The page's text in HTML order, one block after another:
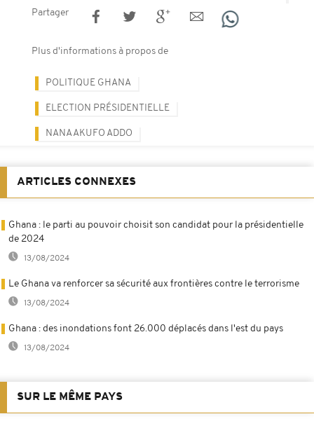
Partager
Plus d'informations à propos de
POLITIQUE GHANA
ELECTION PRÉSIDENTIELLE
NANA AKUFO ADDO
ARTICLES CONNEXES
Ghana : le parti au pouvoir choisit son candidat pour la présidentielle
de 2024
13/08/2024
Le Ghana va renforcer sa sécurité aux frontières contre le terrorisme
13/08/2024
Ghana : des inondations font 26.000 déplacés dans l'est du pays
13/08/2024
SUR LE MÊME PAYS